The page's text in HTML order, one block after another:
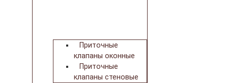
Приточные
клапаны оконные
Приточные
клапаны стеновые